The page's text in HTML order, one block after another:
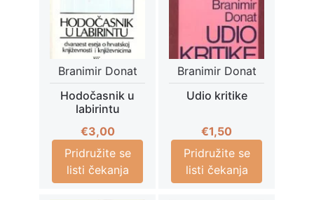
Branimir Donat
Hodočasnik u
labirintu
€3,00
Pridružite se
listi čekanja
Branimir Donat
Udio kritike
€1,50
Pridružite se
listi čekanja